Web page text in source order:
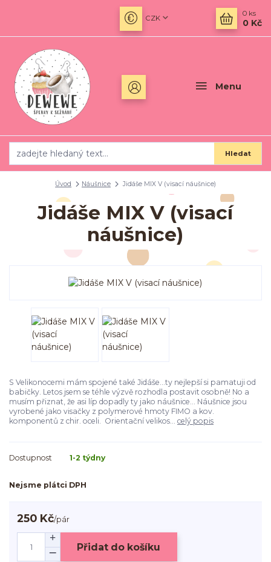
Menu
CZK
Hledat
0 ks
0 Kč
Úvod Náušnice Jidáše MIX V (visací náušnice)
Jidáše MIX V (visací
náušnice)
S Velikonocemi mám spojené také Jidáše...ty nejlepší si pamatuji od
babičky. Letos jsem se téhle výzvě rozhodla postavit osobně! No a
musím přiznat, že asi líp dopadly ty jako náušnice... Náušnice jsou
vyrobené jako visačky z polymerové hmoty FIMO a kov.
komponentů z chir. oceli. Orientační velikos... celý popis
Dostupnost 1-2 týdny
Nejsme plátci DPH
250 Kč/pár
Přidat do košíku